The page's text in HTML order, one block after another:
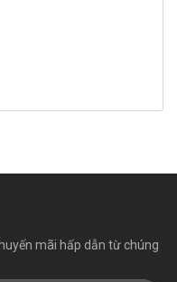
mãi hấp dẫn từ chúng